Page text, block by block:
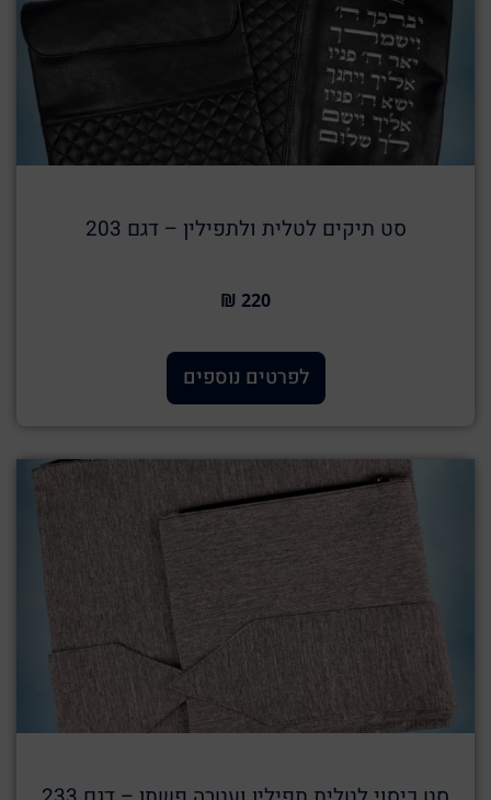
סט תיקים לטלית ולתפילין – דגם 203
220 ₪
לפרטים נוספים